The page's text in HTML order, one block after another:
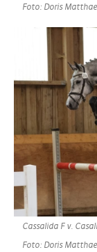
Foto: Doris
Cassalida F v.
Foto: Doris